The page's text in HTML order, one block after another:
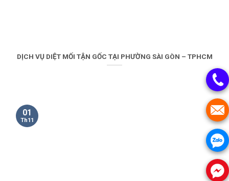
DỊCH VỤ DIỆT MỐI TẬN GỐC TẠI PHƯỜNG SÀI GÒN – TPHCM
01
Th11